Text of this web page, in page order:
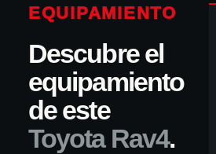
EQUIPAMIENTO
Descubre el
equipamiento
de este
Toyota Rav4.